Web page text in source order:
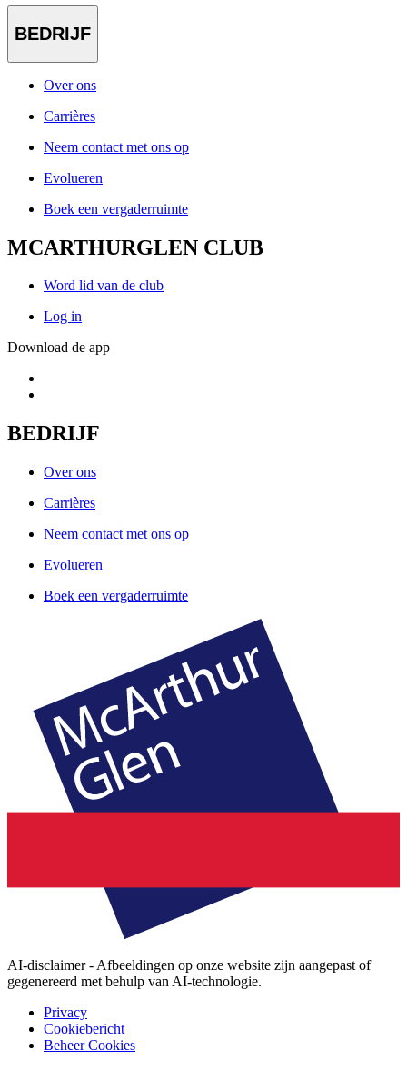
BEDRIJF
Over ons
Carrières
Neem contact met ons op
Evolueren
Boek een vergaderruimte
MCARTHURGLEN CLUB
Word lid van de club
Log in
Download de app
BEDRIJF
Over ons
Carrières
Neem contact met ons op
Evolueren
Boek een vergaderruimte
AI-disclaimer - Afbeeldingen op onze website zijn aangepast of
gegenereerd met behulp van AI-technologie.
Privacy
Cookiebericht
Beheer Cookies